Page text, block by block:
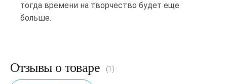
тогда времени на творчество будет еще
больше.
Отзывы о товаре (1)